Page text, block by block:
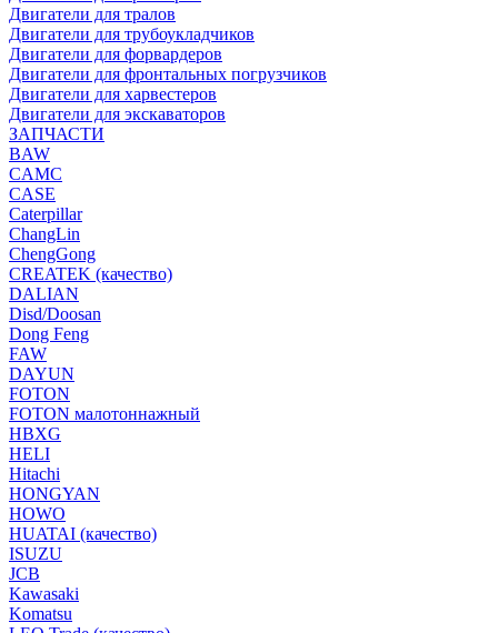
Двигатели для тралов
Двигатели для трубоукладчиков
Двигатели для форвардеров
Двигатели для фронтальных погрузчиков
Двигатели для харвестеров
Двигатели для экскаваторов
ЗАПЧАСТИ
BAW
CAMC
CASE
Caterpillar
ChangLin
ChengGong
CREATEK (качество)
DALIAN
Disd/Doosan
Dong Feng
FAW
DAYUN
FOTON
FOTON малотоннажный
HBXG
HELI
Hitachi
HONGYAN
HOWO
HUATAI (качество)
ISUZU
JCB
Kawasaki
Komatsu